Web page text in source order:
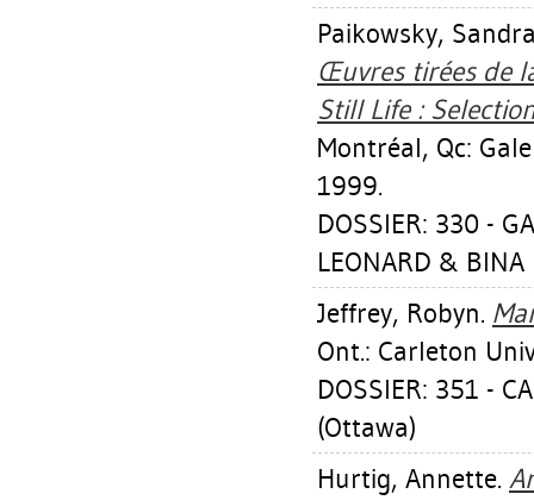
Paikowsky,
Œuvres tirées de
Still Life :
Montréal, Qc:
1999.
DOSSIER: 330 -
LEONARD & BINA
Jeffrey, Robyn.
Ont.: Carleton
DOSSIER: 351 -
(Ottawa)
Hurtig, Annette.